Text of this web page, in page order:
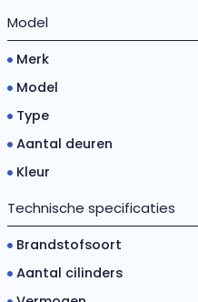
Model
Merk
Model
Type
Aantal deuren
Kleur
Technische specificaties
Brandstofsoort
Aantal cilinders